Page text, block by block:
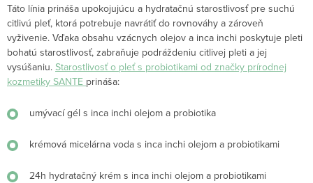
Táto línia prináša upokojujúcu a hydratačnú starostlivosť pre suchú
citlivú pleť, ktorá potrebuje navrátiť do rovnováhy a zároveň
vyživenie. Vďaka obsahu vzácnych olejov a inca inchi poskytuje pleti
bohatú starostlivosť, zabraňuje podráždeniu citlivej pleti a jej
vysúšaniu. Starostlivosť o pleť s probiotikami od značky prírodnej
kozmetiky SANTE prináša:
umývací gél s inca inchi olejom a probiotika
krémová micelárna voda s inca inchi olejom a probiotikami
24h hydratačný krém s inca inchi olejom a probiotikami